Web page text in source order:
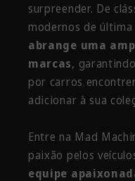
surpreender. De
modernos de última
abrange uma
marcas,
por carros
adicionar à sua
Entre na Mad
paixão pelos
equipe